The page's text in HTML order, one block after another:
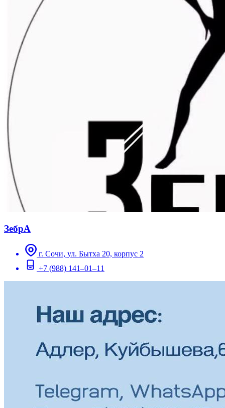
ЗебрА
г. Сочи, ул. ​Бытха 20, корпус 2
+7 (988) 141‒01‒11